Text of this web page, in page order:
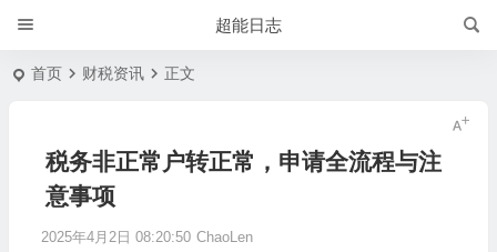
超能日志
首页 财税资讯 正文
税务非正常户转正常，申请全流程与注
意事项
2025年4月2日 08:20:50 ChaoLen